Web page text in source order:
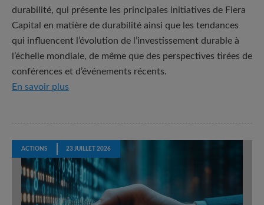
durabilité, qui présente les principales initiatives de Fiera
Capital en matière de durabilité ainsi que les tendances
qui influencent l’évolution de l’investissement durable à
l’échelle mondiale, de même que des perspectives tirées de
conférences et d’événements récents.
En savoir plusT2 2026 Infolettre durabilite
ACTIONS 23 JUILLET 2026